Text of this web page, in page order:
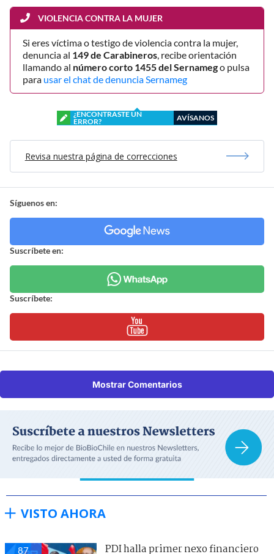
VIOLENCIA CONTRA LA MUJER
Si eres víctima o testigo de violencia contra la mujer,
denuncia al 149 de Carabineros , recibe orientación
llamando al número corto 1455 del Sernamego pulsa
para usar el chat de denuncia Sernameg
¿ENCONTRASTE UN
ERROR?
AVÍSANOS
Revisa nuestra página de correcciones
Síguenos en:
Suscríbete en:
Suscríbete:
Mostrar Comentarios
VISTO AHORA
87 PDI halla primer nexo financiero